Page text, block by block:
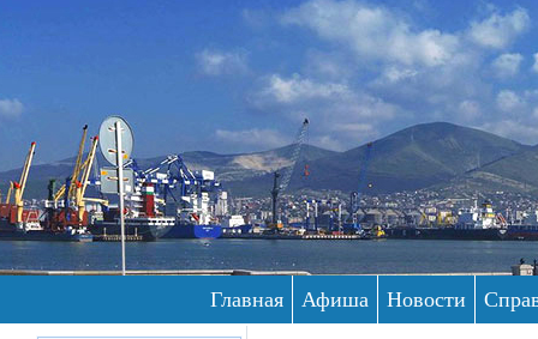
Главная Афиша Новости